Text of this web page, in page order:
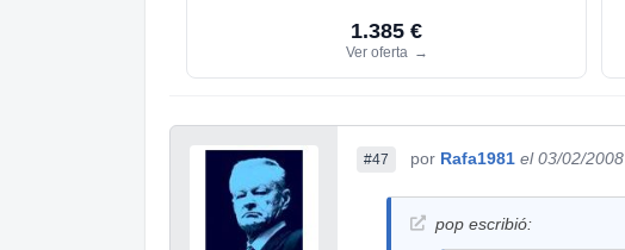
1.385 €
Ver oferta →
#47 por Rafa1981 el 03/02/2008
pop escribió: